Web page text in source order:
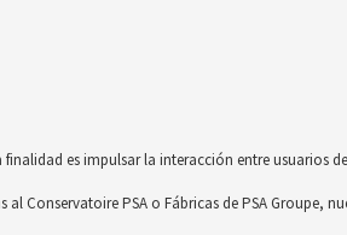
es impulsar la interacción entre usuarios
Conservatoire PSA o Fábricas de PSA Groupe,